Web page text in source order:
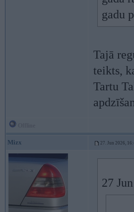
gadu
Tajā
teikts,
Tartu
Mizx 27. Jun 2026,
27